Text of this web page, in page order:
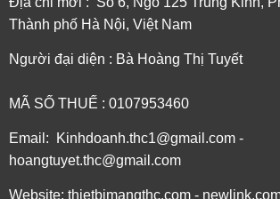
Thành phố Hà Nội, Việt Nam
Người đại diện : Bà Hoàng Thị Tuyết
MÃ SỐ THUẾ : 0107953460
Email: Kinhdoanh.thc1@gmail.com -
hoangtuyet.thc@gmail.com
Website: thietbimangthc.com -